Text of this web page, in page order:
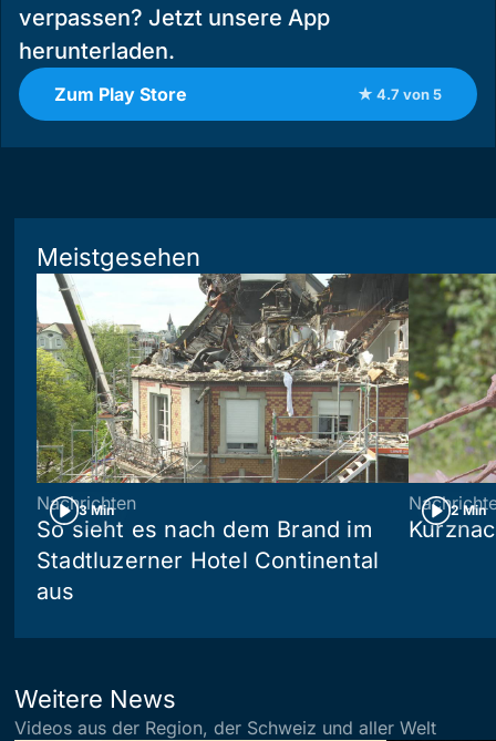
verpassen? Jetzt unsere App
herunterladen.
Zum Play Store ★ 4.7 von 5
Meistgesehen
3 Min
Nachrichten
So sieht es nach dem Brand im
Stadtluzerner Hotel Continental
aus
2 Min
Weitere News
Videos aus der Region, der Schweiz und aller Welt